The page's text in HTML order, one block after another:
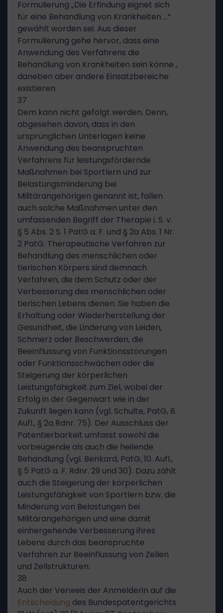
Formulierung „Die Erfindung eignet sich
für eine Behandlung von Krankheiten …“
gewählt worden sei. Aus dieser
Formulierung gehe hervor, dass eine
Anwendung des Verfahrens die
Behandlung von Krankheiten sein könne ,
daneben aber andere Einsatzbereiche
existieren.
37
Dem kann nicht gefolgt werden. Denn,
abgesehen davon, dass in den
ursprünglichen Unterlagen keine
Anwendung des beanspruchten
Verfahrens für leistungsfördernde
Maßnahmen bei Sportlern und zur
Belastungsminderung bei
Militärangehörigen genannt ist, fallen
auch solche Maßnahmen unter den
umfassenden Begriff der Therapie i. S. v.
§ 5 Abs. 2 S. 1 PatG a. F. und § 2a Abs. 1 Nr.
2 PatG. Therapeutische Verfahren zur
Behandlung des menschlichen oder
tierischen Körpers sind demnach
Verfahren, die dem Schutz oder der
Verbesserung des menschlichen oder
tierischen Lebens dienen. Sie haben die
Erhaltung oder Wiederherstellung der
Gesundheit, die Linderung von Leiden,
Schmerz oder Beschwerden, die
Beeinflussung von Funktionsstörungen
oder Funktionsschwächen oder die
Steigerung der körperlichen
Leistungsfähigkeit zum Ziel, wobei der
Erfolg in der Gegenwart wie in der
Zukunft liegen kann (vgl. Schulte, PatG, 8.
Aufl., § 2a Rdnr. 75). Der Ausschluss der
Patentierbarkeit umfasst sowohl die
vorbeugende als auch die heilende
Behandlung (vgl. Benkard, PatG, 10. Aufl.,
§ 5 PatG a. F. Rdnr. 29 und 30). Dazu zählt
auch die Steigerung der körperlichen
Leistungsfähigkeit von Sportlern bzw. die
Minderung von Belastungen bei
Militärangehörigen und eine damit
einhergehende Verbesserung ihres
Lebens durch das beanspruchte
Verfahren zur Beeinflussung von Zellen
und Zellstrukturen.
38
Auch der Verweis der Anmelderin auf die
Entscheidung des Bundespatentgerichts